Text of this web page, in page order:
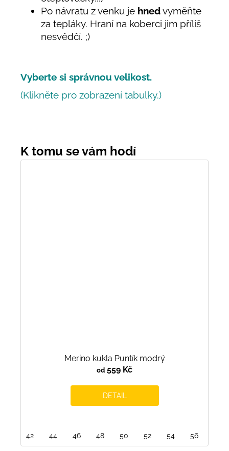
Po návratu z venku je hnedvyměňte
za tepláky. Hraní na koberci jim příliš
nesvědčí. ;)
Vyberte si správnou velikost.
(Klikněte pro zobrazení tabulky.)
Merino kukla Puntík modrý
od 559 Kč
DETAIL
42 44 46 48 50 52 54 56